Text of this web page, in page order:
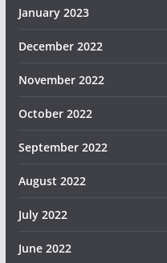
January 2023
December 2022
November 2022
October 2022
September 2022
August 2022
July 2022
June 2022